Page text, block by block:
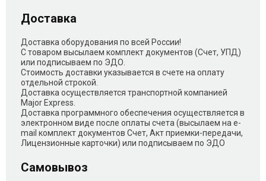
Доставка
Доставка оборудования по всей России!
С товаром высылаем комплект документов (Счет, УПД)
или подписываем по ЭДО.
Стоимость доставки указывается в счете на оплату
отдельной строкой.
Доставка осуществляется транспортной компанией
Major Express.
Доставка программного обеспечения осуществляется в
электронном виде после оплаты счета (высылаем на e-
mail комплект документов Счет, Акт приемки-передачи,
Лицензионные карточки) или подписываем по ЭДО
Самовывоз